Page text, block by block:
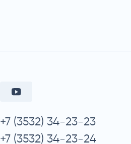
+7 (3532) 34-23-23
+7 (3532) 34-23-24